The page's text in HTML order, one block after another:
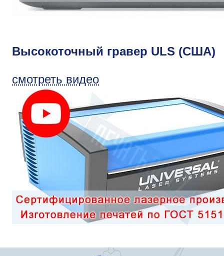
Высокоточный гравер ULS (США)
смотреть видео